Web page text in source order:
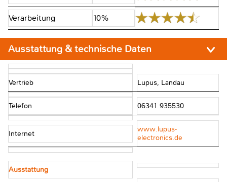
Verarbeitung 10%
Ausstattung & technische Daten
Vertrieb Lupus, Landau
Telefon 06341 935530
Internet
www.lupus-
electronics.de
Ausstattung